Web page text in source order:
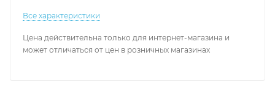
Все характеристики
Цена действительна только для интернет-магазина и
может отличаться от цен в розничных магазинах